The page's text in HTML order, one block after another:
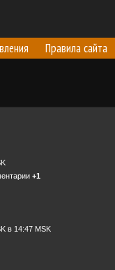
Правила сайта
+1
в 14:47 MSK